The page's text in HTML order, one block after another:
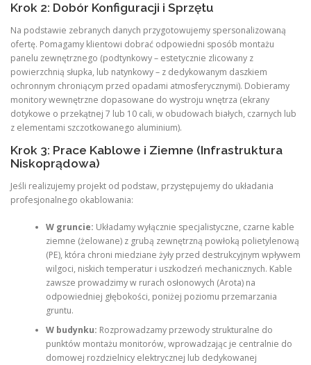
Krok 2: Dobór Konfiguracji i Sprzętu
Na podstawie zebranych danych przygotowujemy spersonalizowaną
ofertę. Pomagamy klientowi dobrać odpowiedni sposób montażu
panelu zewnętrznego (podtynkowy – estetycznie zlicowany z
powierzchnią słupka, lub natynkowy – z dedykowanym daszkiem
ochronnym chroniącym przed opadami atmosferycznymi). Dobieramy
monitory wewnętrzne dopasowane do wystroju wnętrza (ekrany
dotykowe o przekątnej 7 lub 10 cali, w obudowach białych, czarnych lub
z elementami szczotkowanego aluminium).
Krok 3: Prace Kablowe i Ziemne (Infrastruktura
Niskoprądowa)
Jeśli realizujemy projekt od podstaw, przystępujemy do układania
profesjonalnego okablowania:
W gruncie: Układamy wyłącznie specjalistyczne, czarne kable
ziemne (żelowane) z grubą zewnętrzną powłoką polietylenową
(PE), która chroni miedziane żyły przed destrukcyjnym wpływem
wilgoci, niskich temperatur i uszkodzeń mechanicznych. Kable
zawsze prowadzimy w rurach osłonowych (Arota) na
odpowiedniej głębokości, poniżej poziomu przemarzania
gruntu.
W budynku: Rozprowadzamy przewody strukturalne do
punktów montażu monitorów, wprowadzając je centralnie do
domowej rozdzielnicy elektrycznej lub dedykowanej